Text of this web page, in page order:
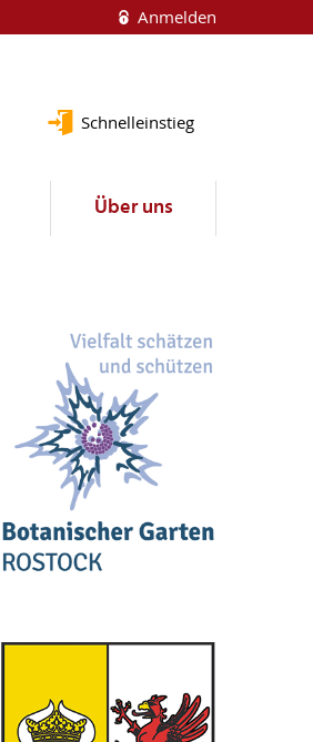
Anmelden
Schnelleinstieg
Über uns